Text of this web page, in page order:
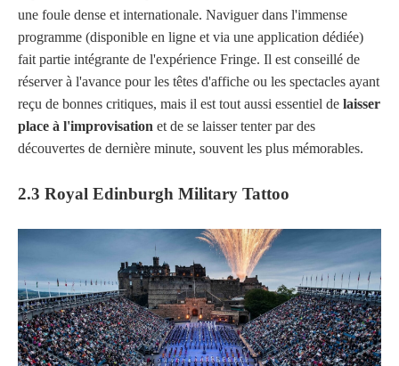
une foule dense et internationale. Naviguer dans l'immense
programme (disponible en ligne et via une application dédiée)
fait partie intégrante de l'expérience Fringe. Il est conseillé de
réserver à l'avance pour les têtes d'affiche ou les spectacles ayant
reçu de bonnes critiques, mais il est tout aussi essentiel de laisser
place à l'improvisation et de se laisser tenter par des
découvertes de dernière minute, souvent les plus mémorables.
2.3 Royal Edinburgh Military Tattoo